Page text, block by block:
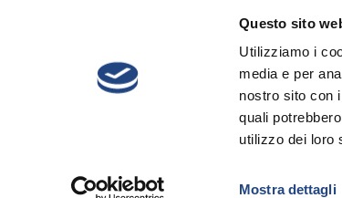
Questo sito
Utilizziamo i
media e per
nostro sito con
quali
utilizzo dei loro
Mostra dettagli
© Fondazione Nazionale di Ricerca dei Commercialisti